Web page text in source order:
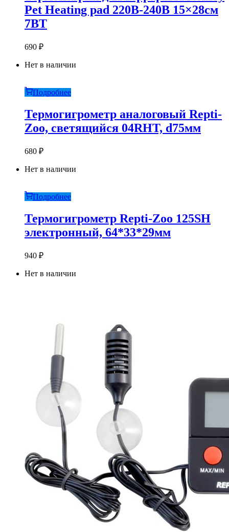
Pet Heating pad 220В-240В 15×28см
7ВТ
690 ₽
Нет в наличии
Подробнее
Термогигрометр аналоговый Repti-
Zoo, светящийся 04RHT, d75мм
680 ₽
Нет в наличии
Подробнее
Термогигрометр Repti-Zoo 125SH
электронный, 64*33*29мм
940 ₽
Нет в наличии